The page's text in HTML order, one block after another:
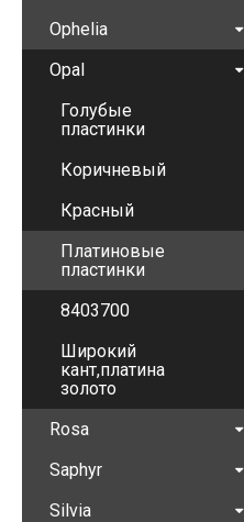
Ophelia
Opal
Голубые
пластинки
Коричневый
Красный
Платиновые
пластинки
8403700
Широкий
кант,платина
золото
Rosa
Saphyr
Silvia